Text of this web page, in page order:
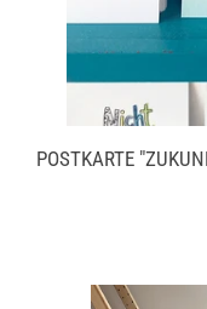
POSTKARTE